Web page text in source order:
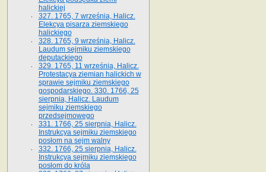
halickiej
327. 1765, 7 września, Halicz.
Elekcya pisarza ziemskiego
halickiego
328. 1765, 9 września, Halicz.
Laudum sejmiku ziemskiego
deputackiego
329. 1765, 11 września, Halicz.
Protestacya ziemian halickich w
sprawie sejmiku ziemskiego
gospodarskiego. 330. 1766, 25
sierpnia, Halicz. Laudum
sejmiku ziemskiego
przedsejmowego
331. 1766, 25 sierpnia, Halicz.
Instrukcya sejmiku ziemskiego
posłom na sejm walny
332. 1766, 25 sierpnia, Halicz.
Instrukcya sejmiku ziemskiego
posłom do króla